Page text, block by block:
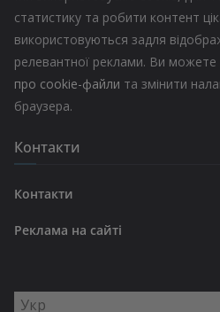
статистику та робити контент
використовуються задля
релевантної реклами. Ви можете
про cookie-файли та змінити
браузера.
Контакти
Контакти
Реклама на сайті
Вибрати